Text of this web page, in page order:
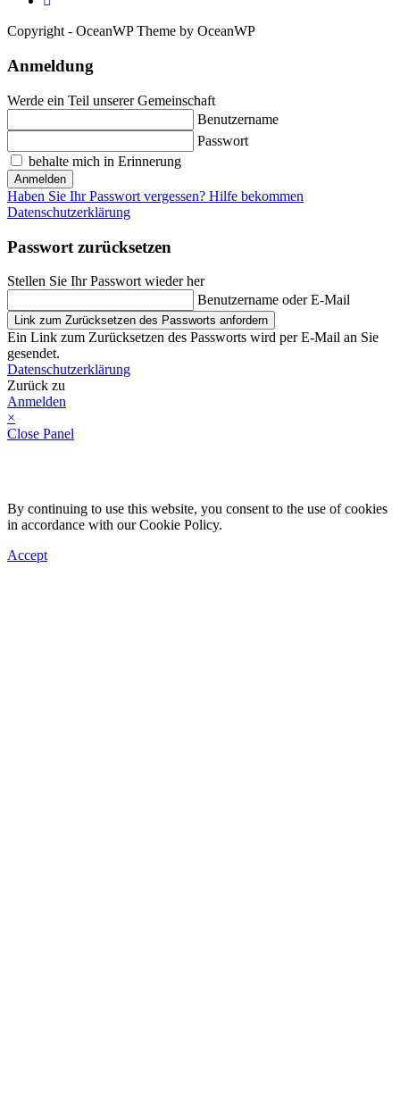
Copyright - OceanWP Theme by OceanWP
Anmeldung
Werde ein Teil unserer Gemeinschaft
Benutzername
Passwort
behalte mich in Erinnerung
Anmelden
Haben Sie Ihr Passwort vergessen? Hilfe bekommen
Datenschutzerklärung
Passwort zurücksetzen
Stellen Sie Ihr Passwort wieder her
Benutzername oder E-Mail
Link zum Zurücksetzen des Passworts anfordern
Ein Link zum Zurücksetzen des Passworts wird per E-Mail an Sie
gesendet.
Datenschutzerklärung
Zurück zu
Anmelden
×
Close Panel
By continuing to use this website, you consent to the use of cookies
in accordance with our Cookie Policy.
Accept